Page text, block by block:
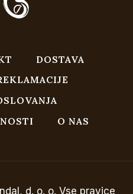
DOSTAVA
O NAS
d. o. o. Vse pravice